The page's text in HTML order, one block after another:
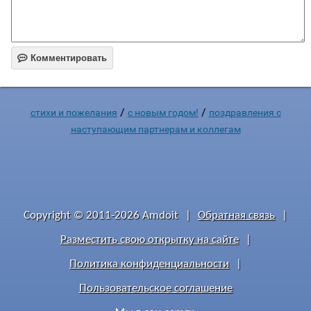
 Комментировать
стихи и пожелания / с новым годом! / поздравления с
наступающим партнерам и коллегам
Copyright © 2011-2026 Amdoit Обратная связь
Разместить свою открытку на сайте
Политика конфиденциальности
Пользовательское соглашение